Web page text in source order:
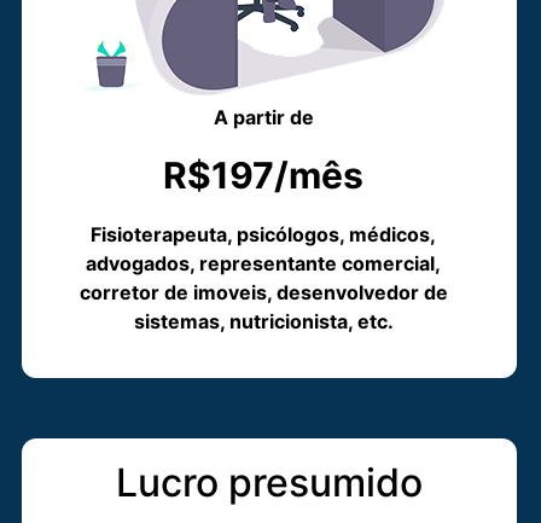
A partir de
R$197/mês
Fisioterapeuta, psicólogos, médicos,
advogados, representante comercial,
corretor de imoveis, desenvolvedor de
sistemas, nutricionista, etc.
Lucro presumido